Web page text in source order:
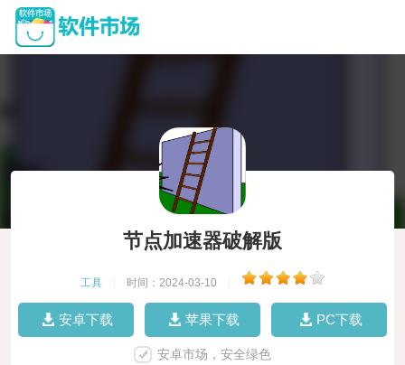
节点加速器破解版
工具 时间：2024-03-10
安卓下载 苹果下载 PC下载
安卓市场，安全绿色